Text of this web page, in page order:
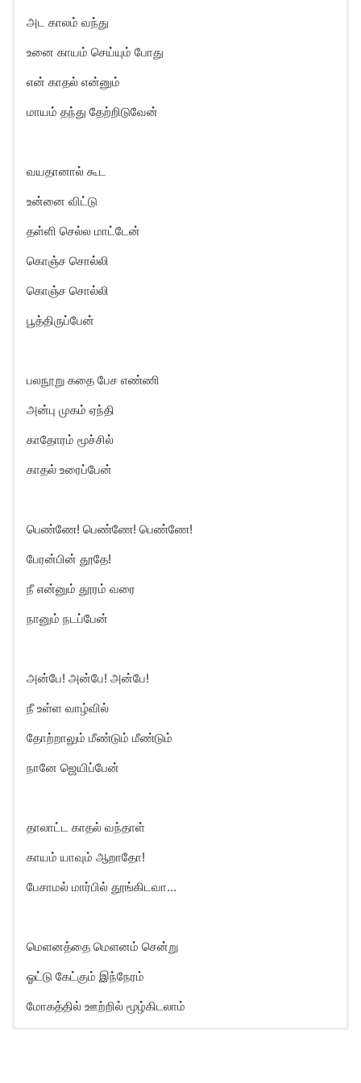
அட காலம் வந்து
உனை காயம் செய்யும் போது
என் காதல் என்னும்
மாயம் தந்து தேற்றிடுவேன்
வயதானால் கூட
உன்னை விட்டு
தள்ளி செல்ல மாட்டேன்
கொஞ்ச சொல்லி
கொஞ்ச சொல்லி
பூத்திருப்பேன்
பலநூறு கதை பேச எண்ணி
அன்பு முகம் ஏந்தி
காதோரம் மூச்சில்
காதல் உரைப்பேன்
பெண்ணே! பெண்ணே! பெண்ணே!
பேரன்பின் தூதே!
நீ என்னும் தூரம் வரை
நானும் நடப்பேன்
அன்பே! அன்பே! அன்பே!
நீ உள்ள வாழ்வில்
தோற்றாலும் மீண்டும் மீண்டும்
நானே ஜெயிப்பேன்
தாலாட்ட காதல் வந்தாள்
காயம் யாவும் ஆறாதோ!
பேசாமல் மார்பில் தூங்கிடவா…
மெளனத்தை மெளனம் சென்று
ஓட்டு கேட்கும் இந்நேரம்
மோகத்தில் ஊற்றில் மூழ்கிடலாம்